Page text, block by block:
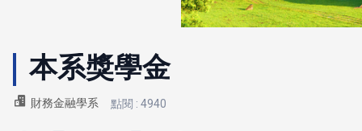
本系獎學金
財務金融學系 點閱 : 4940